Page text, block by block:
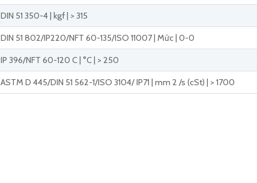
DIN 51 350-4 | kgf | > 315
DIN 51 802/IP220/NFT 60-135/ISO 11007 | Mức | 0-0
IP 396/NFT 60-120 C | °C | > 250
ASTM D 445/DIN 51 562-1/ISO 3104/ IP71 | mm 2 /s (cSt) | > 1700